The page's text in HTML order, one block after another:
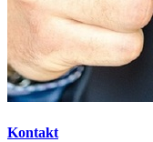
Kontakt